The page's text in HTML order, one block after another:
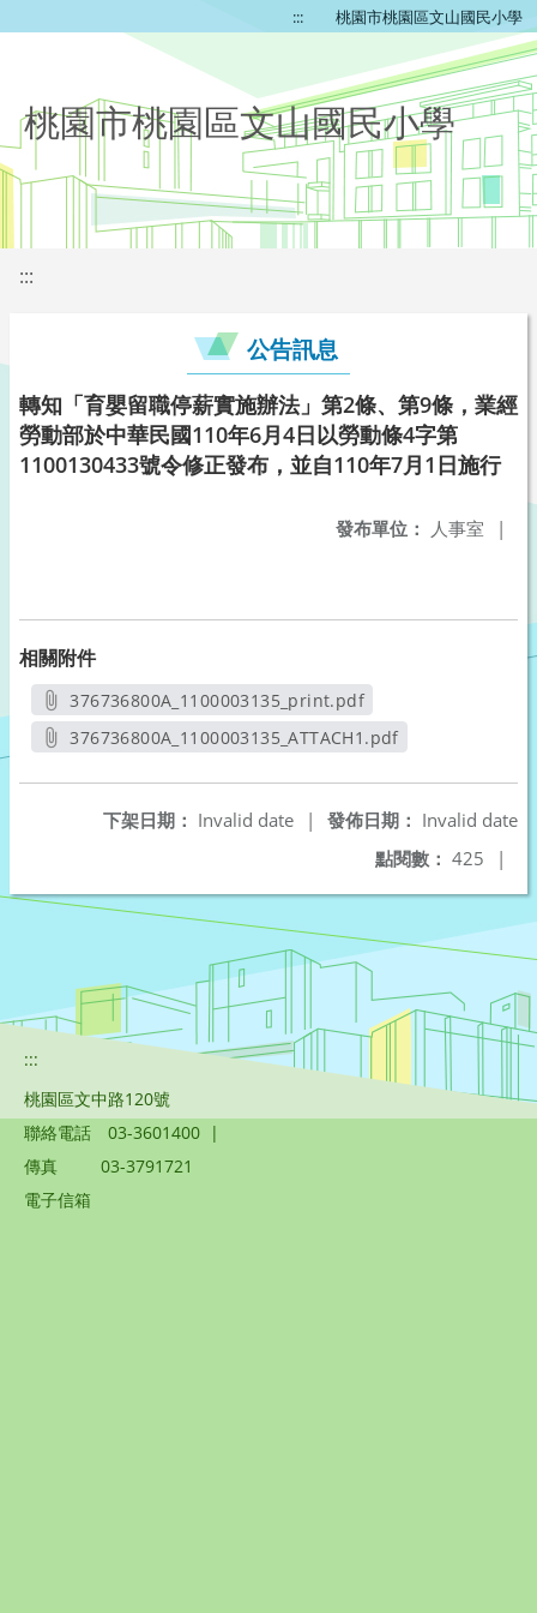
::: 桃園市桃園區文山國民小學
桃園市桃園區文山國民小學
:::
公告訊息
轉知「育嬰留職停薪實施辦法」第2條、第9條，業經
勞動部於中華民國110年6月4日以勞動條4字第
1100130433號令修正發布，並自110年7月1日施行
發布單位： 人事室 |
相關附件
376736800A_1100003135_print.pdf
另開新視窗
376736800A_1100003135_ATTACH1.pdf
發佈日期： Invalid date
下架日期： Invalid date
|
點閱數： 425 |
:::
桃園區文中路120號
聯絡電話
03-3601400 |
傳真
03-3791721
電子信箱